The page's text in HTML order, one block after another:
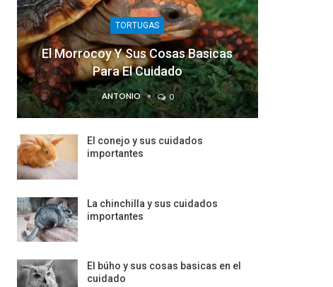
TORTUGAS
El Morrocoy Y Sus Cosas Basicas
Para El Cuidado
ANTONIO 0
El conejo y sus cuidados
importantes
La chinchilla y sus cuidados
importantes
El búho y sus cosas basicas en el
cuidado